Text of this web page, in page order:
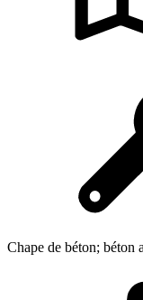
Chape de béton; béton